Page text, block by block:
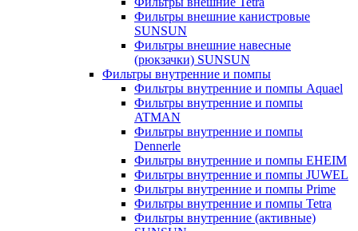
Фильтры внешние канистровые
SUNSUN
Фильтры внешние навесные
(рюкзачки) SUNSUN
Фильтры внутренние и помпы
Фильтры внутренние и помпы Aquael
Фильтры внутренние и помпы
ATMAN
Фильтры внутренние и помпы
Dennerle
Фильтры внутренние и помпы EHEIM
Фильтры внутренние и помпы JUWEL
Фильтры внутренние и помпы Prime
Фильтры внутренние и помпы Tetra
Фильтры внутренние (активные)